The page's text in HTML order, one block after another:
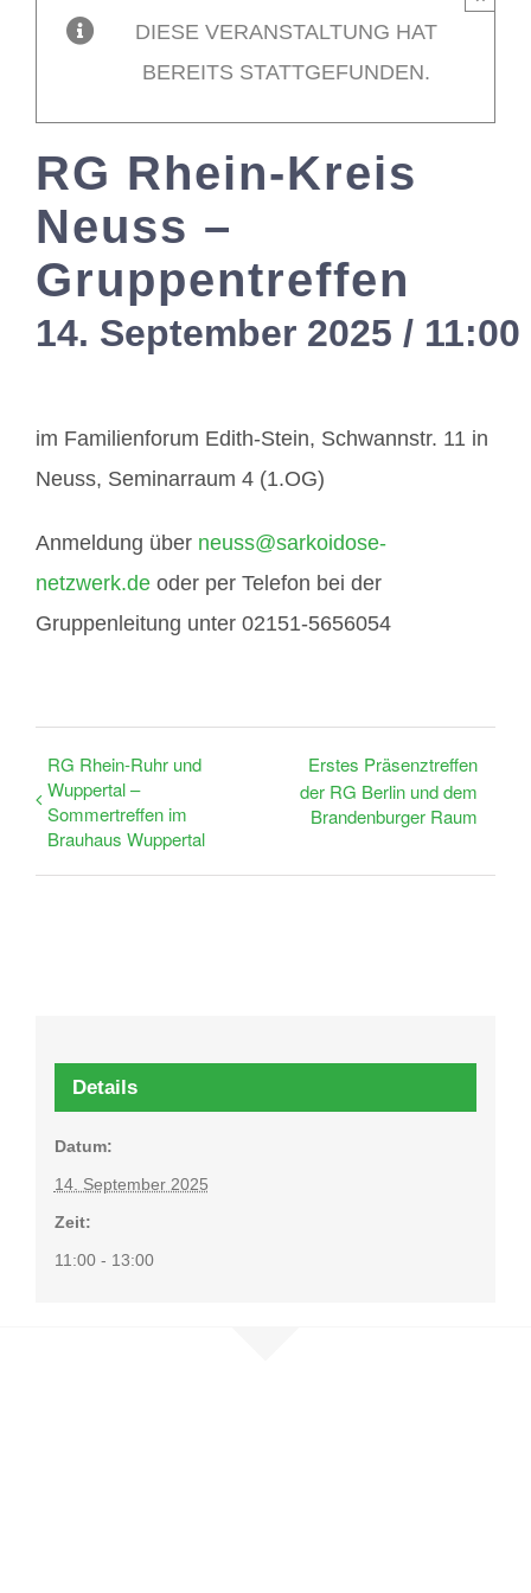
Mitglieder /
DIESE VERANSTALTUNG HAT
BEREITS STATTGEFUNDEN.
RG Rhein-Kreis
Neuss –
Gruppentreffen
14. September 2025 / 11:00
im Familienforum Edith-Stein, Schwannstr. 11 in
Neuss, Seminarraum 4 (1.OG)
Anmeldung über neuss@sarkoidose-
netzwerk.deoder per Telefon bei der
Gruppenleitung unter 02151-5656054
RG Rhein-Ruhr und
Wuppertal –
Sommertreffen im
Brauhaus Wuppertal
Erstes Präsenztreffen
der RG Berlin und dem
Brandenburger Raum
Details
Datum:
14. September 2025
Zeit:
11:00 - 13:00